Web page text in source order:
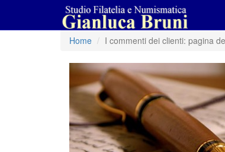
Home I commenti dei clienti: pagina